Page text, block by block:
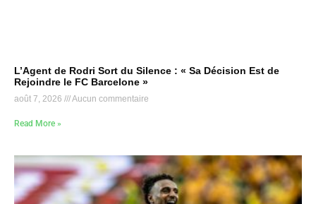
L’Agent de Rodri Sort du Silence : « Sa Décision Est de
Rejoindre le FC Barcelone »
août 7, 2026 Aucun commentaire
Read More »